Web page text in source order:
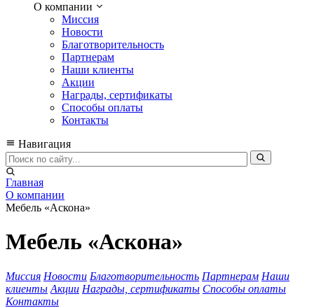
О компании
Миссия
Новости
Благотворительность
Партнерам
Наши клиенты
Акции
Награды, сертификаты
Способы оплаты
Контакты
Навигация
Главная
О компании
Мебель «Аскона»
Мебель «Аскона»
Миссия Новости Благотворительность Партнерам Наши
клиенты Акции Награды, сертификаты Способы оплаты
Контакты